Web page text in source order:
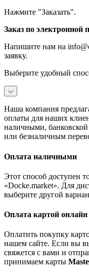
Нажмите "Заказать".
Заказ по электронной
Напишите нам на
заявку.
Выберите удобный
Наша компания
оплаты для наших
наличными, банковской
или безналичным
Оплата наличными
Этот способ доступен
«Docke.market». Для
выберите другой
Оплата картой онлайн
Оплатить покупку
нашем сайте. Если вы
свяжется с вами и
принимаем карты